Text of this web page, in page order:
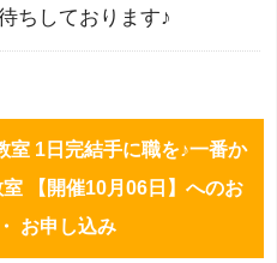
ちしております♪
1日完結手に職を♪一番か
【開催10月06日】へのお
お申し込み